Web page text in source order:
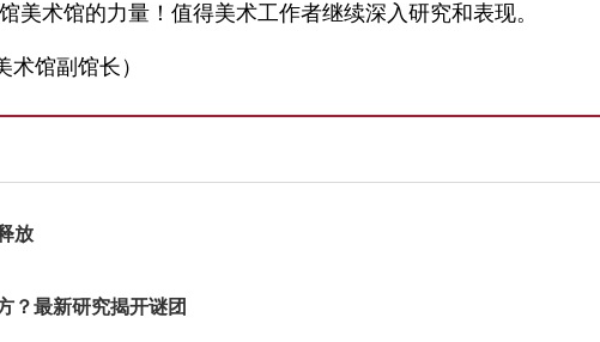
美术馆的力量！值得美术工作者继续深入研究和表现。
术馆副馆长）
放
？最新研究揭开谜团